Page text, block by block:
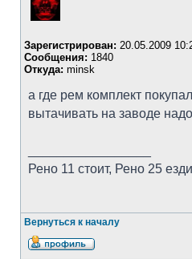
Зарегистрирован: 20.05.2009
Сообщения: 1840
Откуда: minsk
а где рем комплект
вытачивать на заводе
Рено 11 стоит, Рено 25
Вернуться к началу